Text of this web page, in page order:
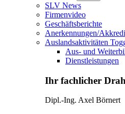
SLV News
Firmenvideo
Geschäftsberichte
Anerkennungen/
Auslandsaktivitäten
Aus- und
Dienstleistungen
Ihr fachlicher
Dipl.-Ing. Axel Börnert